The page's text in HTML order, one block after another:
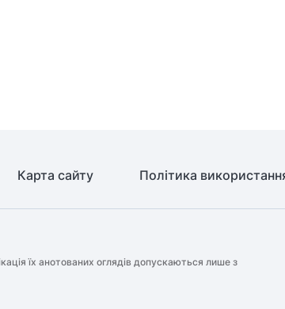
Карта сайту Політика
їх анотованих оглядів допускаються лише з